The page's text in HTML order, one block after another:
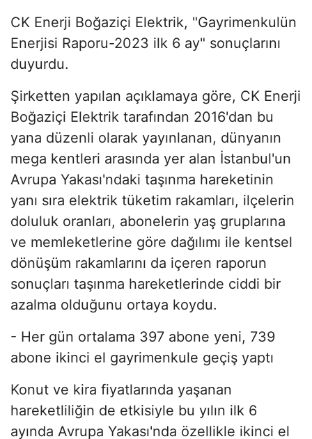
CK Enerji Boğaziçi Elektrik, "Gayrimenkulün
Enerjisi Raporu-2023 ilk 6 ay" sonuçlarını
duyurdu.
Şirketten yapılan açıklamaya göre, CK Enerji
Boğaziçi Elektrik tarafından 2016'dan bu
yana düzenli olarak yayınlanan, dünyanın
mega kentleri arasında yer alan İstanbul'un
Avrupa Yakası'ndaki taşınma hareketinin
yanı sıra elektrik tüketim rakamları, ilçelerin
doluluk oranları, abonelerin yaş gruplarına
ve memleketlerine göre dağılımı ile kentsel
dönüşüm rakamlarını da içeren raporun
sonuçları taşınma hareketlerinde ciddi bir
azalma olduğunu ortaya koydu.
- Her gün ortalama 397 abone yeni, 739
abone ikinci el gayrimenkule geçiş yaptı
Konut ve kira fiyatlarında yaşanan
hareketliliğin de etkisiyle bu yılın ilk 6
ayında Avrupa Yakası'nda özellikle ikinci el